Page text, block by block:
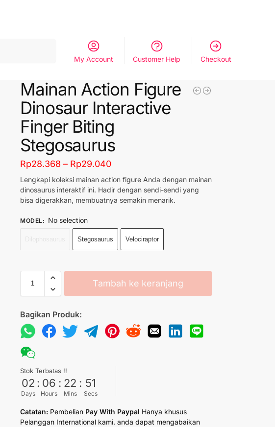
My Account Customer Help Checkout
Mainan Action Figure
Dinosaur Interactive
Finger Biting
Stegosaurus
Rp28.368 – Rp29.040
Lengkapi koleksi mainan action figure Anda dengan mainan
dinosaurus interaktif ini. Hadir dengan sendi-sendi yang
bisa digerakkan, membuatnya semakin menarik.
MODEL : No selection
Stegosaurus Velociraptor
Tambah ke keranjang
Bagikan Produk:
Stok Terbatas !!
02
Days
: 06
Hours
: 22
Mins
: 50
Secs
Catatan: Pembelian Pay With Paypal Hanya khusus
Pelanggan International kami. anda dapat mengabaikan